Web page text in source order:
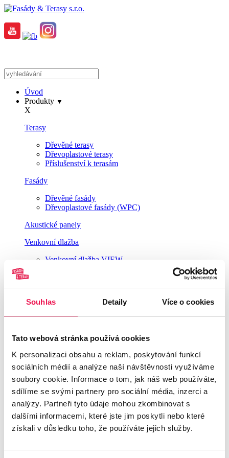
Souhlas Detaily Více o cookies
Tato webová stránka používá cookies
K personalizaci obsahu a reklam, poskytování funkcí
sociálních médií a analýze naší návštěvnosti využíváme
soubory cookie. Informace o tom, jak náš web používáte,
sdílíme se svými partnery pro sociální média, inzerci a
analýzy. Partneři tyto údaje mohou zkombinovat s
dalšími informacemi, které jste jim poskytli nebo které
získali v důsledku toho, že používáte jejich služby.
Úvod
Produkty ▼
X
Terasy
Dřevěné terasy
Dřevoplastové terasy
Příslušenství k terasám
Fasády
Dřevěné fasády
Dřevoplastové fasády (WPC)
Akustické panely
Venkovní dlažba
Venkovní dlažba VIEW
Dřevěné podlahy do koupelny
Nátěry a ošetření dřeva
Rektifikační terče BUZON®
Rektifikační terče BUZON® - série PB
Rektifikační terče BUZON® - série DPH
U-BRS kolejnicový podpěrný systém
Univerzální příslušenství terčů Buzon
Fotogalerie
Naše tipy
O nás
Kontakt